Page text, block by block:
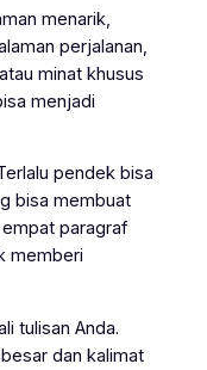
menarik,
perjalanan,
minat khusus
menjadi
pendek bisa
bisa membuat
paragraf
memberi
tulisan Anda.
dan kalimat